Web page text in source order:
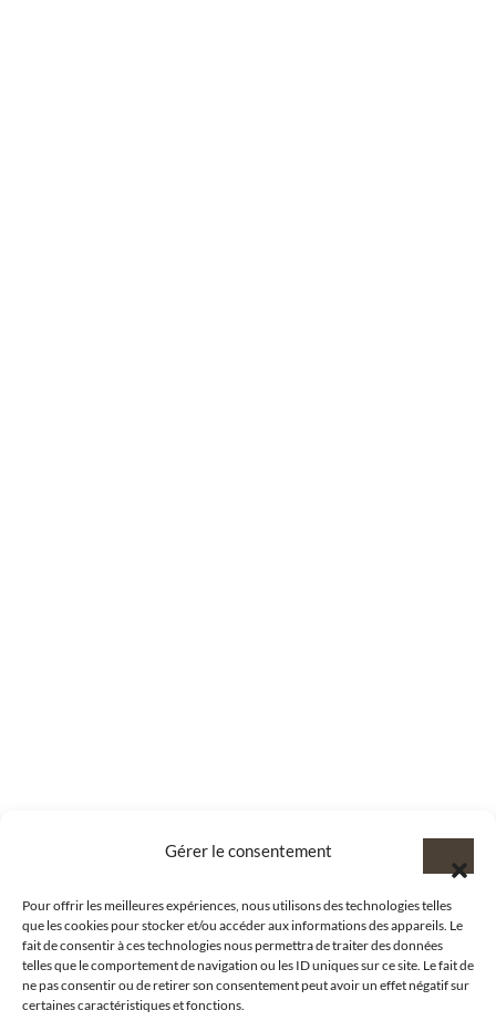
Gérer le consentement
Pour offrir les meilleures expériences, nous utilisons des technologies telles
que les cookies pour stocker et/ou accéder aux informations des appareils. Le
fait de consentir à ces technologies nous permettra de traiter des données
telles que le comportement de navigation ou les ID uniques sur ce site. Le fait de
ne pas consentir ou de retirer son consentement peut avoir un effet négatif sur
certaines caractéristiques et fonctions.